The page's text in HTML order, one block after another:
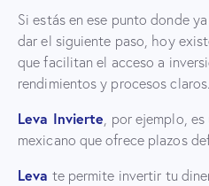
Si estás en ese punto donde
dar el siguiente paso, hoy
que facilitan el acceso a
rendimientos y procesos claros.
Leva Invierte, por ejemplo,
mexicano que ofrece plazos
Leva te permite invertir tu